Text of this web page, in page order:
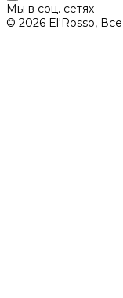
Мы в соц. сетях
© 2026 El'Rosso,